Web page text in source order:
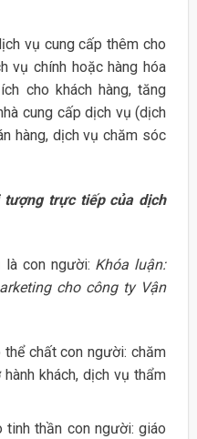
vụ cung cấp thêm cho
vụ chính hoặc hàng hóa
cho khách hàng, tăng
cung cấp dịch vụ (dịch
hàng, dịch vụ chăm sóc
trực tiếp của dịch
con người: Khóa luận:
cho công ty Vận
chất con người: chăm
khách, dịch vụ thẩm
thần con người: giáo